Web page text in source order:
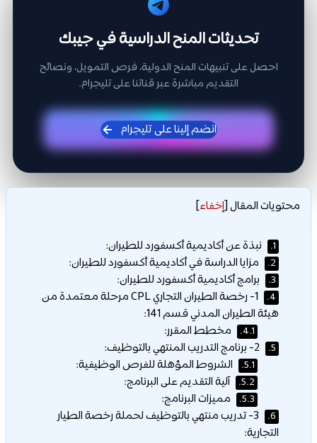
تحديثات المنح الدراسية في جيبك
احصل على تنبيهات المنح الدولية، فرص التمويل، ونصائح
التقديم مباشرة عبر قناتنا على تليجرام.
انضم إلينا على تليجرام
محتويات المقال[إخفاء]
1. نبذة عن أكاديمية أكسفورد للطيران:
2. مزايا الدراسة في أكاديمية أكسفورد للطيران:
3. برامج أكاديمية أكسفورد للطيران:
4.
1- رخصة الطيران التجاري CPL مرحلة معتمدة من
هيئة الطيران المدني قسم 141:
4.1. مخطط المقرر:
5.
5.1. الشروط المؤهلة للفرص الوظيفية:
5.2. آلية التقديم على البرنامج:
5.3. مميزات البرنامج:
6.
3- تدريب منتهي بالتوظيف لحملة رخصة الطيار
التجارية: